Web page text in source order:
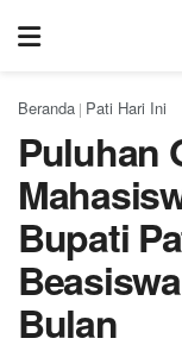
Beranda | Pati Hari Ini
Puluhan
Bupati
Bulan